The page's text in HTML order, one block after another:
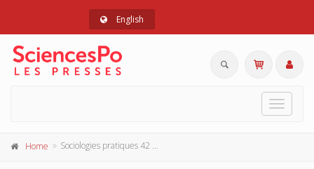
English
Toggle
Home Sociologies pratiques 42 - 2021